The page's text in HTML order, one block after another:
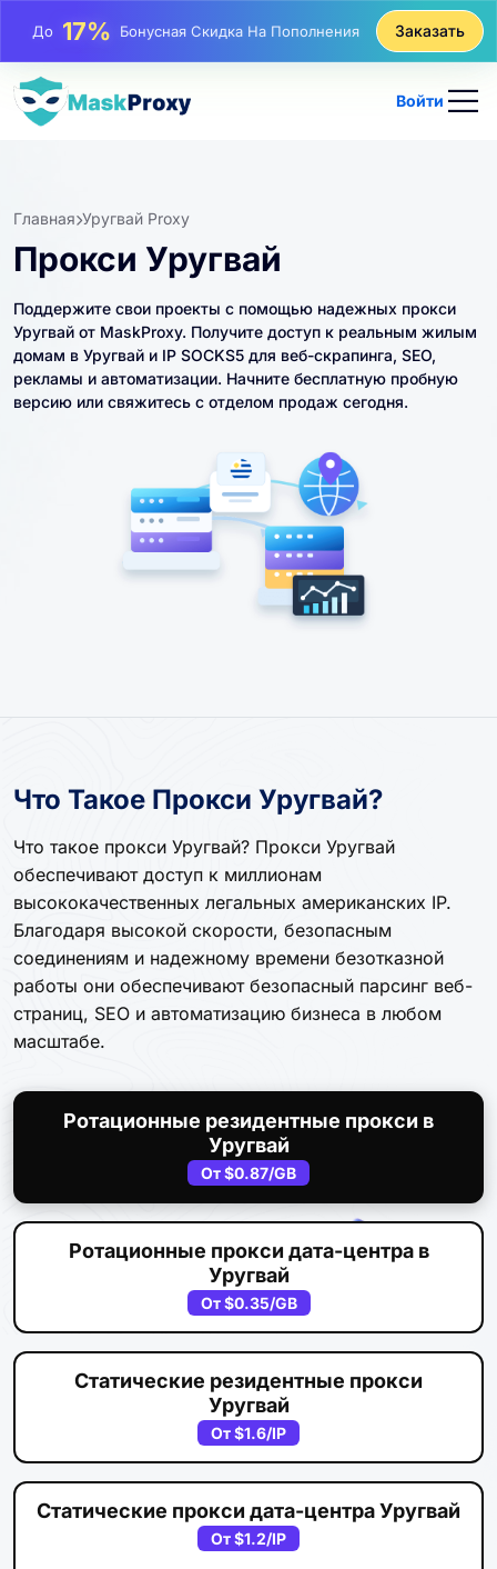
До25%Скидка На Статические Покупки IP
До81%
Заказать
Войти
Главная Уругвай Proxy
Прокси Уругвай
Поддержите свои проекты с помощью надежных прокси
Уругвай от MaskProxy. Получите доступ к реальным жилым
домам в Уругвай и IP SOCKS5 для веб-скрапинга, SEO,
рекламы и автоматизации. Начните бесплатную пробную
версию или свяжитесь с отделом продаж сегодня.
Что Такое Прокси Уругвай?
Что такое прокси Уругвай? Прокси Уругвай
обеспечивают доступ к миллионам
высококачественных легальных американских IP.
Благодаря высокой скорости, безопасным
соединениям и надежному времени безотказной
работы они обеспечивают безопасный парсинг веб-
страниц, SEO и автоматизацию бизнеса в любом
масштабе.
Ротационные резидентные прокси в
Уругвай
От$0.87/GB
Ротационные прокси дата-центра в
Уругвай
От$0.35/GB
Статические резидентные прокси
Уругвай
От$1.6/IP
Статические прокси дата-центра Уругвай
От$1.2/IP